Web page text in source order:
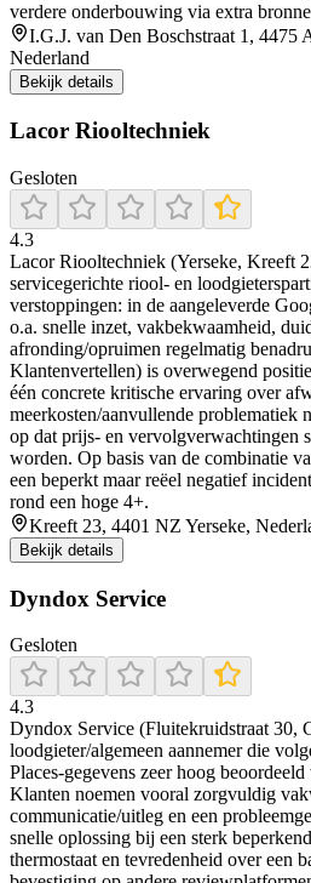
verdere onderbouwing via extra
I.G.J. van Den Boschstraat 1, 4475
Nederland
Bekijk details
Lacor Riooltechniek
Gesloten
4.3
Lacor Riooltechniek (Yerseke, Kreeft
servicegerichte riool- en
verstoppingen: in de aangeleverde
o.a. snelle inzet, vakbekwaamheid,
afronding/opruimen regelmatig
Klantenvertellen) is overwegend
één concrete kritische ervaring over
meerkosten/aanvullende problematiek
op dat prijs- en vervolgverwachtingen
worden. Op basis van de combinatie
een beperkt maar reëel negatief
rond een hoge 4+.
Kreeft 23, 4401 NZ Yerseke,
Bekijk details
Dyndox Service
Gesloten
4.3
Dyndox Service (Fluitekruidstraat 30,
loodgieter/algemeen aannemer die
Places-gegevens zeer hoog
Klanten noemen vooral zorgvuldig
communicatie/uitleg en een
snelle oplossing bij een sterk
thermostaat en tevredenheid over een